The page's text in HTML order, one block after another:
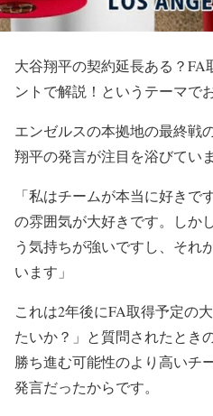
大谷翔平の契約延長ある？FA
ントで解説！というテーマで
エンゼルスの本拠地の最終戦
翔平の発言が注目を浴びていま
「私はチームが本当に好き
の雰囲気が大好きです。しか
う気持ちが強いですし、それ
います」
これは2年後にFA取得予定の
たいか？」と質問されたとき
勝ち進む可能性のより高いチ
発言だったからです。